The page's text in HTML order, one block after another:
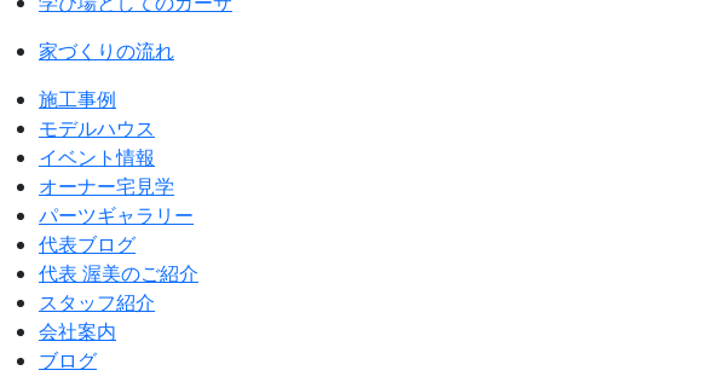
家づくりの流れ
施工事例
モデルハウス
イベント情報
オーナー宅見学
パーツギャラリー
代表ブログ
代表 渥美のご紹介
スタッフ紹介
会社案内
ブログ